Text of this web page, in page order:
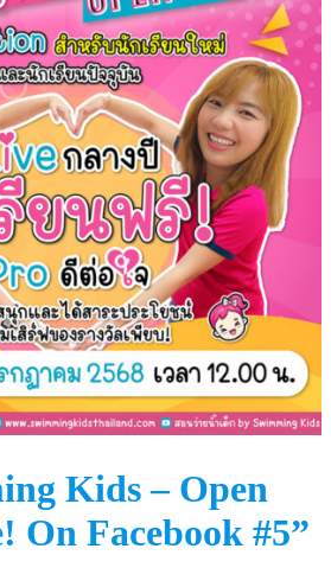
Kids – Open
On Facebook #5”